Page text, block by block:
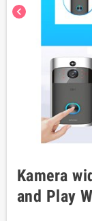
chevron_left
Kamera
and Play